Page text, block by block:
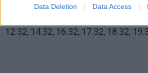
Data Deletion Data Access
12.32, 14.32, 16.32, 17.32, 18.32,